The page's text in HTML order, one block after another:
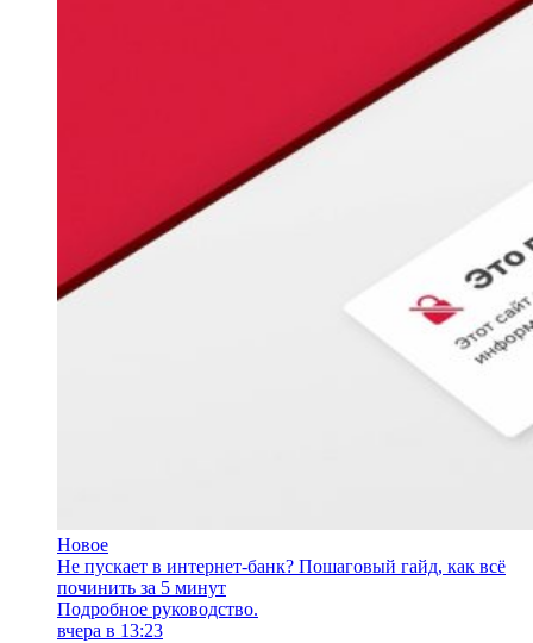
Новое
Не пускает в интернет-банк? Пошаговый гайд, как всё
починить за 5 минут
Подробное руководство.
вчера в 13:23